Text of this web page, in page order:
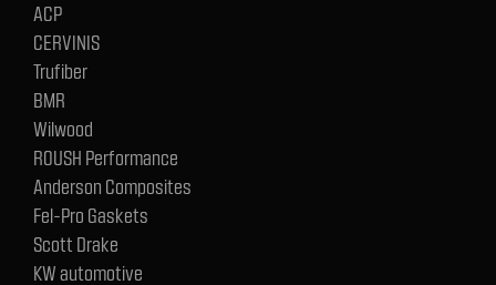
ACP
CERVINIS
Trufiber
BMR
Wilwood
ROUSH Performance
Anderson Composites
Fel-Pro Gaskets
Scott Drake
KW automotive